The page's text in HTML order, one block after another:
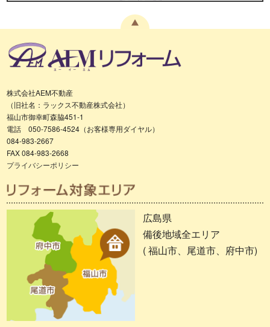
株式会社AEM不動産
（旧社名：ラックス不動産株式会社）
福山市御幸町森脇451-1
電話 050-7586-4524（お客様専用ダイヤル）
084-983-2667
FAX 084-983-2668
プライバシーポリシー
広島県
備後地域全エリア
( 福山市、尾道市、府中市)